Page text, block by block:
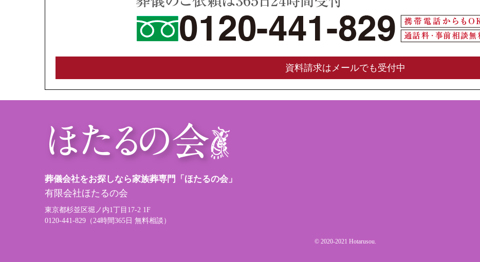
資料請求はメールでも受付中
葬儀会社をお探しなら家族葬専門「ほたるの会」
有限会社ほたるの会
東京都杉並区堀ノ内1丁目17-2 1F
0120-441-829（24時間365日 無料相談）
© 2020-2021 Hotarusou.